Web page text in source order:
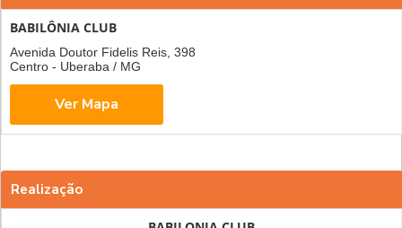
BABILÔNIA CLUB
Avenida Doutor Fidelis Reis, 398
Centro - Uberaba / MG
Realização